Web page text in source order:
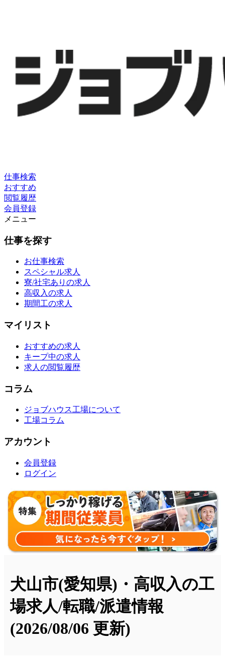
仕事検索
おすすめ
閲覧履歴
会員登録
メニュー
仕事を探す
お仕事検索
スペシャル求人
寮/社宅ありの求人
高収入の求人
期間工の求人
マイリスト
おすすめの求人
キープ中の求人
求人の閲覧履歴
コラム
ジョブハウス工場について
工場コラム
アカウント
会員登録
ログイン
犬山市(愛知県)・高収入の工
場求人/転職/派遣情報
(2026/08/06 更新)